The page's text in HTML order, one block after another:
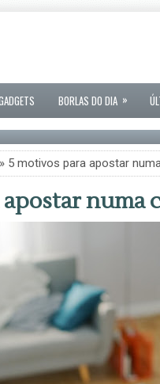
BORLAS DO DIA »
» 5 motivos para apostar
numa